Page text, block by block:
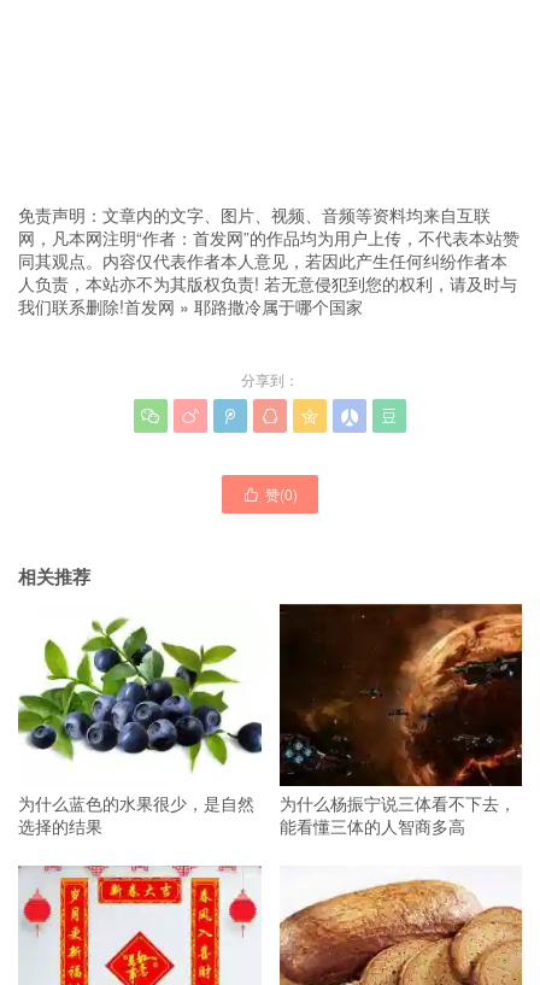
免责声明：文章内的文字、图片、视频、音频等资料均来自互联
网，凡本网注明“作者：首发网”的作品均为用户上传，不代表本站赞
同其观点。内容仅代表作者本人意见，若因此产生任何纠纷作者本
人负责，本站亦不为其版权负责! 若无意侵犯到您的权利，请及时与
我们联系删除!首发网 » 耶路撒冷属于哪个国家
分享到：
      
 赞(0)
相关推荐
为什么蓝色的水果很少，是自然
选择的结果
为什么杨振宁说三体看不下去，
能看懂三体的人智商多高